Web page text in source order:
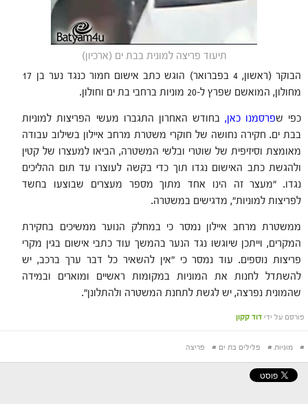
תיעוד פריצה למונית בבת ים (ארכיון)
הבוקר (ראשון, 4 בפברואר) הוגש כתב אישום חמור כנגד נער בן 17
מחולון, המואשם שפרץ ל-20 מוניות ברחבי בת ים וחולון.
כפי שפרסמנו כאן, בחודש האחרון התגברו מעשי הפריצות למוניות
בבת ים. חקירה נחושה של חוקרי משטרת מרחב איילון בשילוב עבודה
מאומצת וסיזיפית של שוטרי ובלשי המשטרה, הביאו למעצרו של קטין
ולהגשת כתב האישום נגדו תוך כדי בקשה לעוצרו עד תום ההליכים
נגדו. "מעצר זה הינו אחד מתוך מספר מעצרים שבוצעו בחשד
לפריצות למוניות", מדגישים במשטרה.
ממשטרת מרחב איילון נמסר כי במחלק הנוער ממשיכים בחקירת
המקרים, וייתכן שיוגשו נגד הנער בהמשך עוד כתבי אישום בגין מקרי
פריצות נוספים. עוד נמסר כי "אין להשאיר כל דבר ערך ברכב, יש
להשתדל לחנות את המוניות במקומות ראשיים ומוארים ובמידה
שהמונית נפרצה, יש לגשת לתחנת המשטרה ולהתלונן".
פורסם על ידי דוד קקון
# מוניות # פלילים בת ים # פריצה